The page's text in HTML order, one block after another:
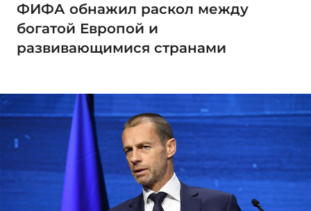
ФИФА обнажил раскол между
богатой Европой и
развивающимися странами